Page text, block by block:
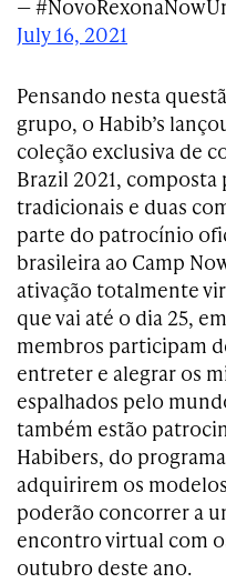
—
July 16, 2021
Pensando nesta
grupo, o Habib’s
coleção exclusiva de
Brazil 2021,
tradicionais e duas
parte do patrocínio
brasileira ao Camp
ativação totalmente
que vai até o dia 25,
membros participam
entreter e alegrar os
espalhados pelo
também estão
Habibers, do
adquirirem os
poderão concorrer a
encontro virtual com
outubro deste ano.